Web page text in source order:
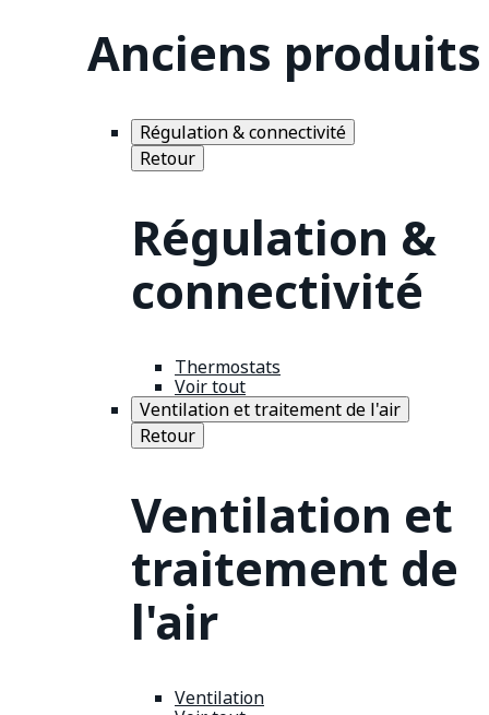
Anciens produits
Régulation & connectivité
Retour
Régulation &
connectivité
Thermostats
Voir tout
Ventilation et traitement de l'air
Retour
Ventilation et
traitement de
l'air
Ventilation